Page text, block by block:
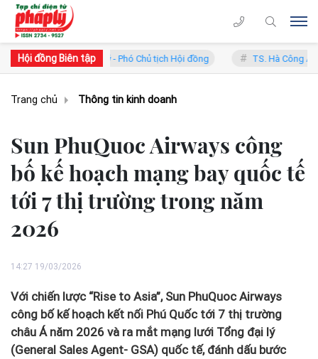
Hội đồng Biên tập
Trung Lý - Phó Chủ tịch Hội đồng TS. Hà Công Anh Bảo - Phó
Trang chủ Thông tin kinh doanh
Sun PhuQuoc Airways công
bố kế hoạch mạng bay quốc tế
tới 7 thị trường trong năm
2026
14:27 19/03/2026
Với chiến lược “Rise to Asia”, Sun PhuQuoc Airways
công bố kế hoạch kết nối Phú Quốc tới 7 thị trường
châu Á năm 2026 và ra mắt mạng lưới Tổng đại lý
(General Sales Agent- GSA) quốc tế, đánh dấu bước